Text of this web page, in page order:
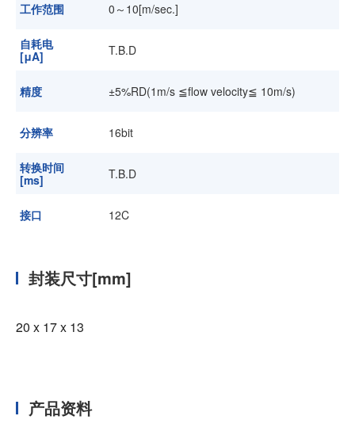
工作范围 0～10[m/sec.]
自耗电
[μA]
T.B.D
精度 ±5%RD(1m/s ≦flow velocity≦ 10m/s)
分辨率 16bit
转换时间
[ms]
T.B.D
接口 12C
封装尺寸[mm]
20 x 17 x 13
产品资料